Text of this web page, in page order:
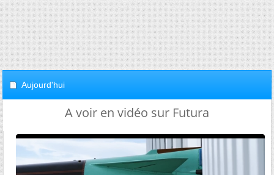
Aujourd'hui
A voir en vidéo sur Futura